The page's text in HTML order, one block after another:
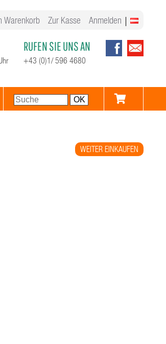
Warenkorb Zur Kasse Anmelden
RUFEN SIE UNS AN
+43 (0)1/ 596 4680
WEITER EINKAUFEN